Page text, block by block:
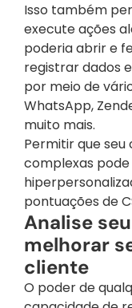
Isso também
execute ações
poderia abrir e
registrar dados
por meio de
WhatsApp,
muito mais.
Permitir que
complexas
pontuações de
Analise
melhorar
cliente
O poder de